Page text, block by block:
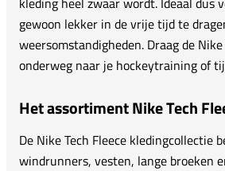
gewoon lekker in de vrije tijd te
weersomstandigheden. Draag de
onderweg naar je hockeytraining of
Het assortiment Nike Tech
De Nike Tech Fleece kledingcollectie
windrunners, vesten, lange broeken